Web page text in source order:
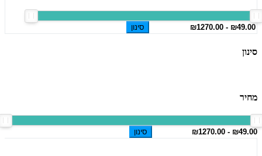
סינון
סינון
מחיר
סינון